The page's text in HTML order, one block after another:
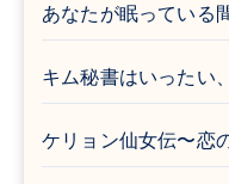
あなたが眠っている
キム秘書はいったい
ケリョン仙女伝〜恋